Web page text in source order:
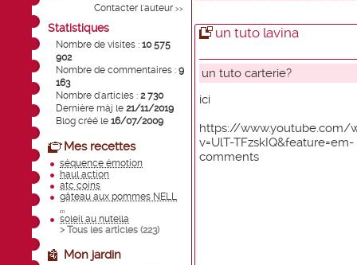
Contacter l'auteur >>
Statistiques
Nombre de visites : 10 575
902
Nombre de commentaires : 9
163
Nombre d'articles : 2 730
Dernière màj le 21/11/2019
Blog créé le 16/07/2009
Mes recettes
séquence émotion
haul action
atc coins
gâteau aux pommes NELL
...
soleil au nutella
> Tous les articles (223)
Mon jardin
un tuto lavina
un tuto carterie?
ici
https://www.youtube.com/
v=UlT-TFzskIQ&feature=em-
comments